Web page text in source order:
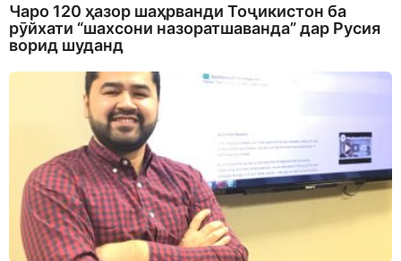
Чаро 120 ҳазор шаҳрванди Тоҷикистон ба
рӯйхати “шахсони назоратшаванда” дар Русия
ворид шуданд